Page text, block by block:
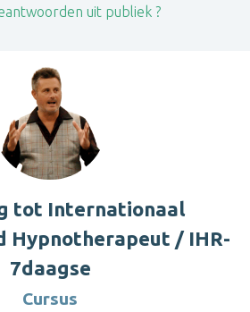
uit publiek ?
tot Internationaal
Hypnotherapeut / IHR-
7daagse
Cursus